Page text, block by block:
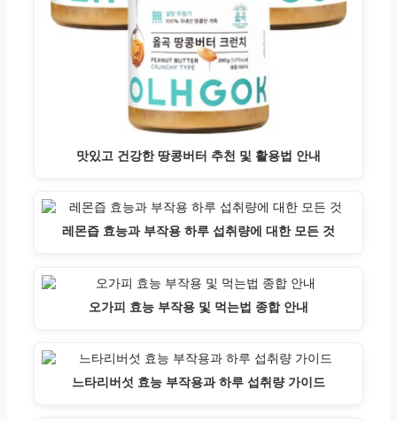
맛있고 건강한 땅콩버터 추천 및 활용법 안내
레몬즙 효능과 부작용 하루 섭취량에 대한 모든 것
오가피 효능 부작용 및 먹는법 종합 안내
느타리버섯 효능 부작용과 하루 섭취량 가이드